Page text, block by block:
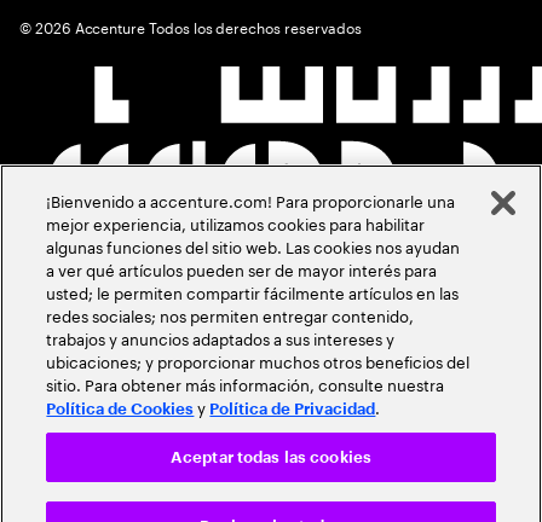
©2026 Accenture Todos los derechos reservados
¡Bienvenido a accenture.com! Para proporcionarle una
mejor experiencia, utilizamos cookies para habilitar
algunas funciones del sitio web. Las cookies nos ayudan
a ver qué artículos pueden ser de mayor interés para
usted; le permiten compartir fácilmente artículos en las
redes sociales; nos permiten entregar contenido,
trabajos y anuncios adaptados a sus intereses y
ubicaciones; y proporcionar muchos otros beneficios del
sitio. Para obtener más información, consulte nuestra
Política de Cookies y Política de Privacidad .
Aceptar todas las cookies